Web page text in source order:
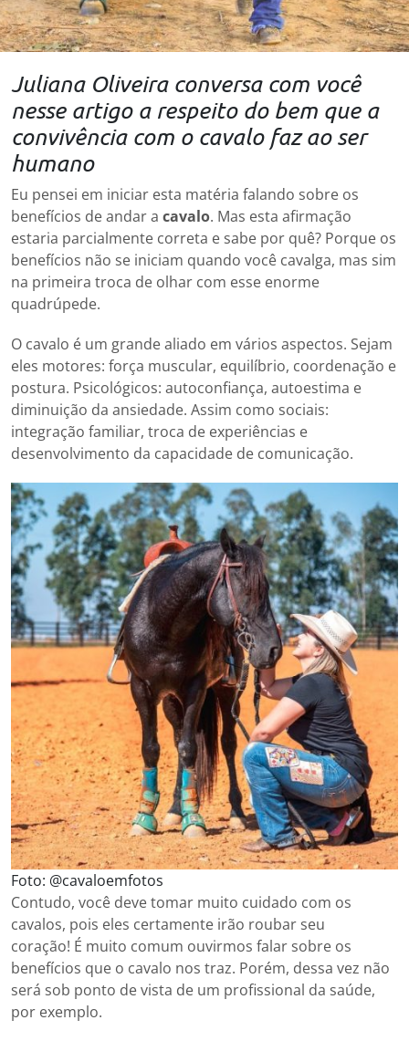
Juliana Oliveira conversa com você
nesse artigo a respeito do bem que a
convivência com o cavalo faz ao ser
humano
Eu pensei em iniciar esta matéria falando sobre os
benefícios de andar a cavalo. Mas esta afirmação
estaria parcialmente correta e sabe por quê? Porque os
benefícios não se iniciam quando você cavalga, mas sim
na primeira troca de olhar com esse enorme
quadrúpede.
O cavalo é um grande aliado em vários aspectos. Sejam
eles motores: força muscular, equilíbrio, coordenação e
postura. Psicológicos: autoconfiança, autoestima e
diminuição da ansiedade. Assim como sociais:
integração familiar, troca de experiências e
desenvolvimento da capacidade de comunicação.
Foto: @cavaloemfotos
Contudo, você deve tomar muito cuidado com os
cavalos, pois eles certamente irão roubar seu
coração! É muito comum ouvirmos falar sobre os
benefícios que o cavalo nos traz. Porém, dessa vez não
será sob ponto de vista de um profissional da saúde,
por exemplo.